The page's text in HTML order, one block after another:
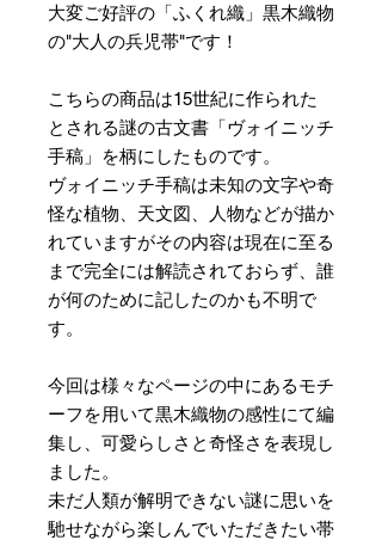
大変ご好評の「ふくれ織」黒木織物
の"大人の兵児帯"です！
こちらの商品は15世紀に作られた
とされる謎の古文書「ヴォイニッチ
手稿」を柄にしたものです。
ヴォイニッチ手稿は未知の文字や奇
怪な植物、天文図、人物などが描か
れていますがその内容は現在に至る
まで完全には解読されておらず、誰
が何のために記したのかも不明で
す。
今回は様々なページの中にあるモチ
ーフを用いて黒木織物の感性にて編
集し、可愛らしさと奇怪さを表現し
ました。
未だ人類が解明できない謎に思いを
馳せながら楽しんでいただきたい帯